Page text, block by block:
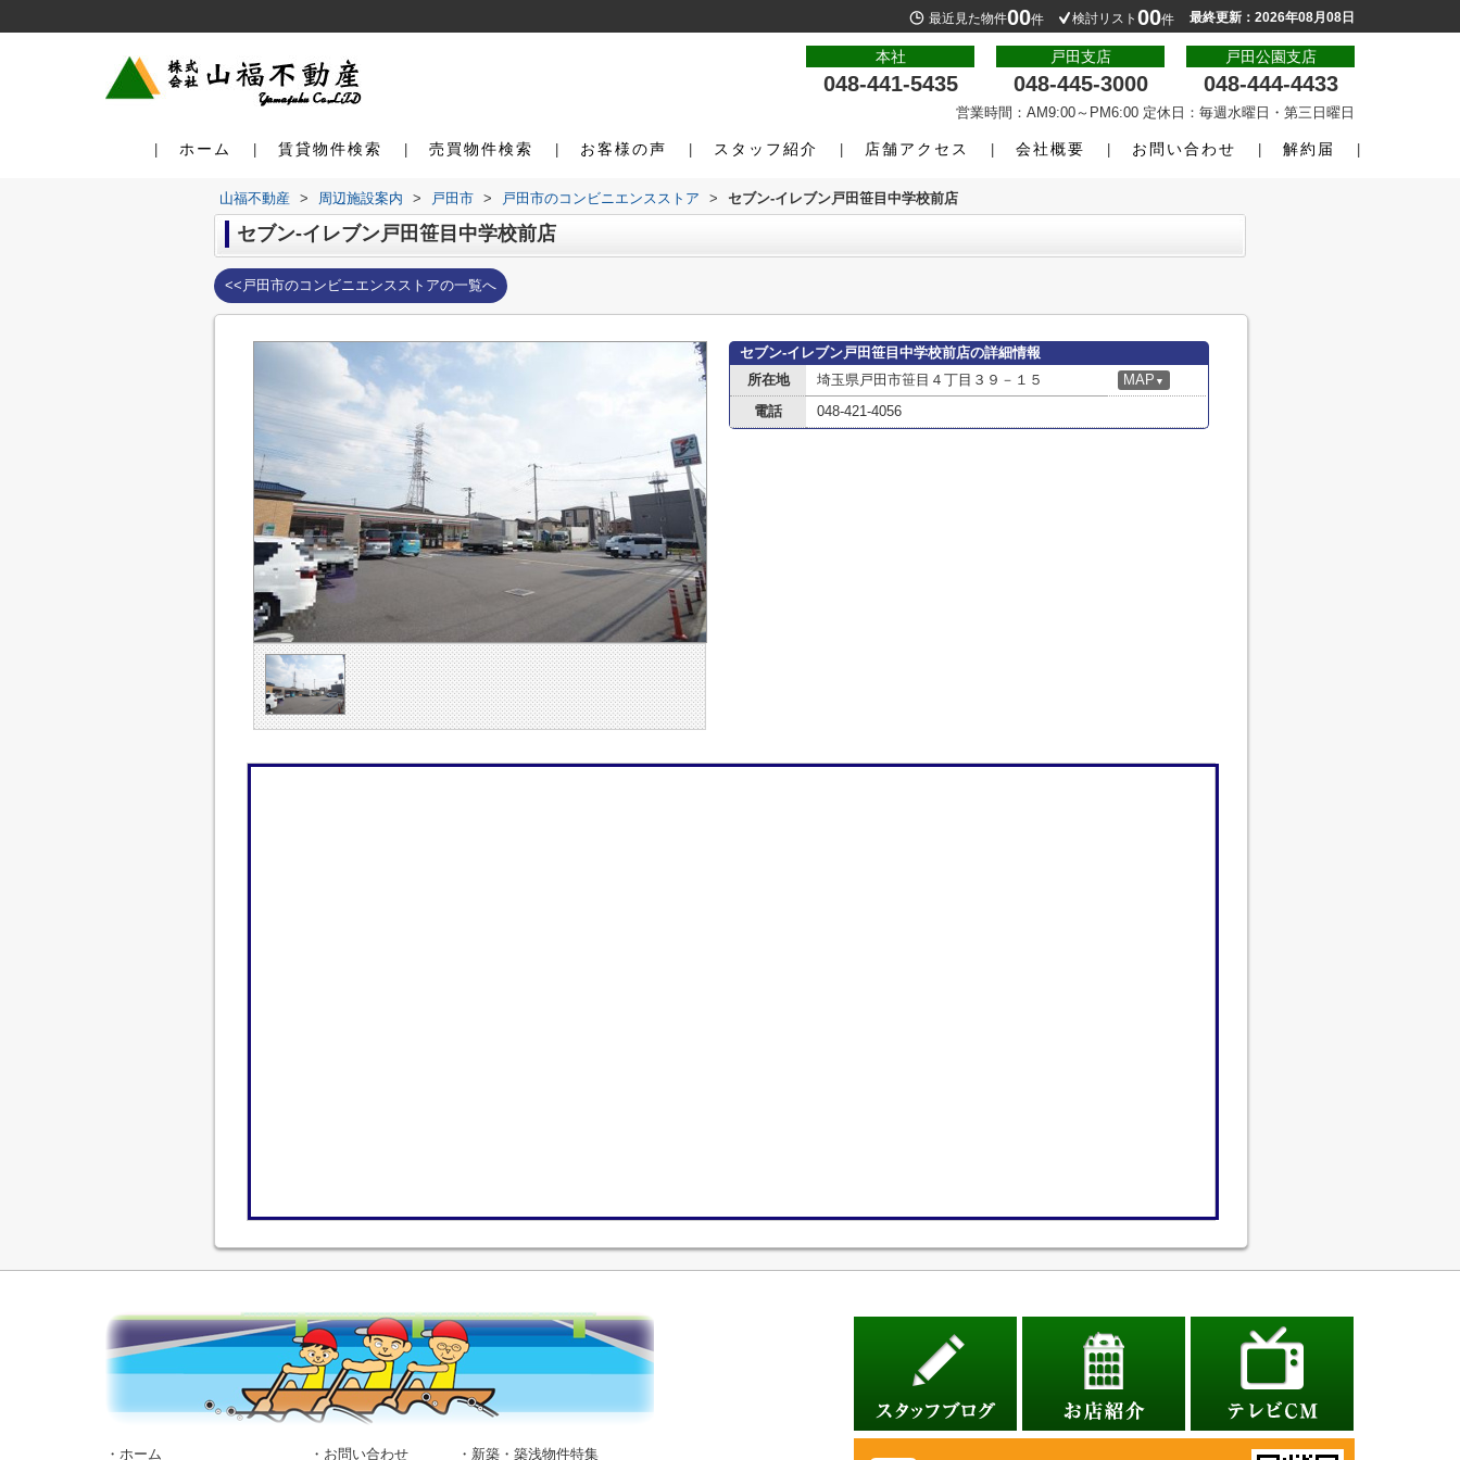
最近見た物件00件 検討リスト 00件 最終更新：2026年08月08日
本社
048-441-5435
戸田支店
048-445-3000
戸田公園支店
048-444-4433
営業時間：AM9:00～PM6:00 定休日：毎週水曜日・第三日曜日
ホーム 賃貸物件検索 売買物件検索 お客様の声 スタッフ紹介 店舗アクセス 会社概要 お問い合わせ 解約届
山福不動産 > 周辺施設案内 > 戸田市 > 戸田市のコンビニエンスストア > セブン-イレブン戸田笹目中学校前店
セブン-イレブン戸田笹目中学校前店
<<戸田市のコンビニエンスストアの一覧へ
セブン-イレブン戸田笹目中学校前店の詳細情報
所在地
埼玉県戸田市笹目４丁目３９－１５ MAP ▼
電話 048-421-4056
・ホーム ・お問い合わせ ・新築・築浅物件特集